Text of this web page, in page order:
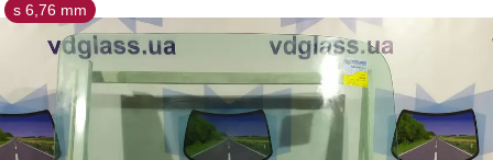
s 6,76 mm